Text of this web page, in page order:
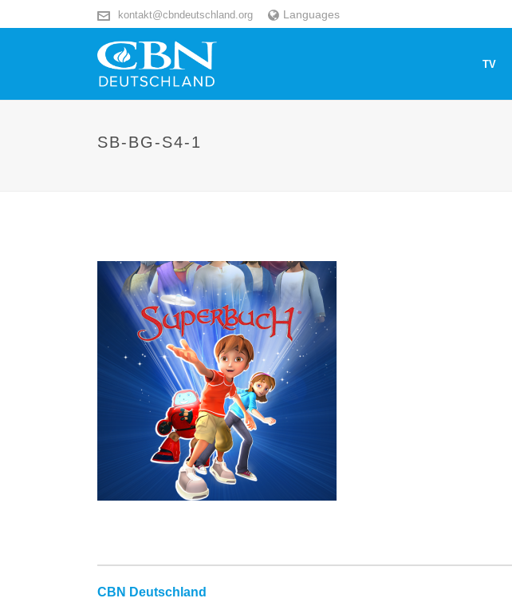
kontakt@cbndeutschland.org Languages
TV
SB-BG-S4-1
CBN Deutschland